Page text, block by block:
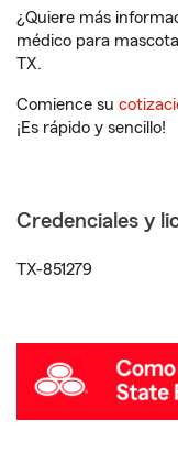
¿Quiere más
médico para
TX.
Comience su
¡Es rápido y sencillo!
Credenciales y
TX-851279